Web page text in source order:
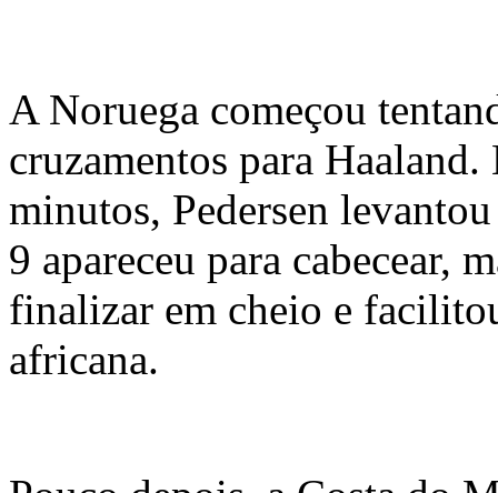
A Noruega começou
cruzamentos para
minutos, Pedersen
9 apareceu para cabecear,
finalizar em cheio e
africana.